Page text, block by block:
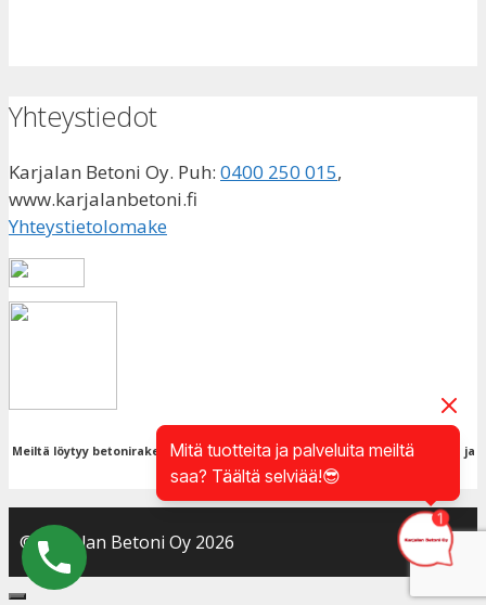
Mitä tuotteita ja palveluita meiltä
saa? Täältä selviää!😎
Yhteystiedot
Karjalan Betoni Oy. Puh: 0400 250 015,
www.karjalanbetoni.fi
Yhteystietolomake
Meiltä löytyy betonirakentamisen vaadittava sertifioinnit. Meillä myös LIVI ja
1.luokan pätevyydet.
© Karjalan Betoni Oy 2026